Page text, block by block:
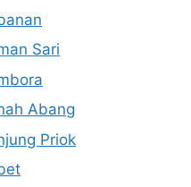
Sari
Abang
Priok